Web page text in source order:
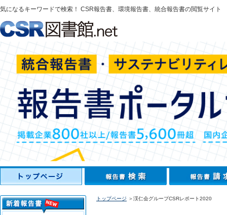
気になるキーワードで検索！ CSR報告書、環境報告書、統合報告書の閲覧サイト
トップページ ＞渓仁会グループCSRレポート2020